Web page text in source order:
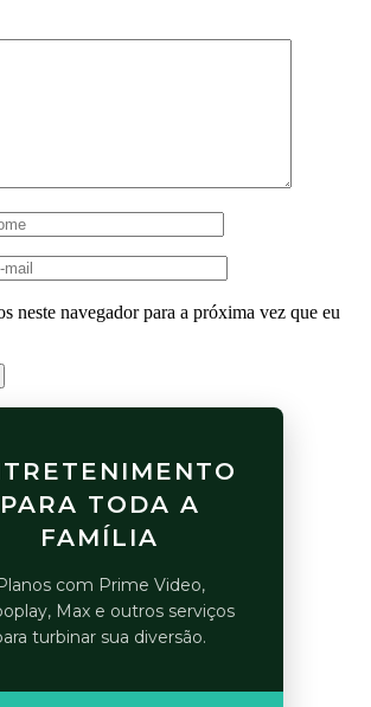
neste navegador para a próxima vez que eu
PARA TODA A
FAMÍLIA
com Prime Video,
Max e outros serviços
turbinar sua diversão.